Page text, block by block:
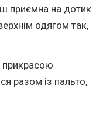
приємна на дотик.
одягом так,
прикрасою
разом із пальто,